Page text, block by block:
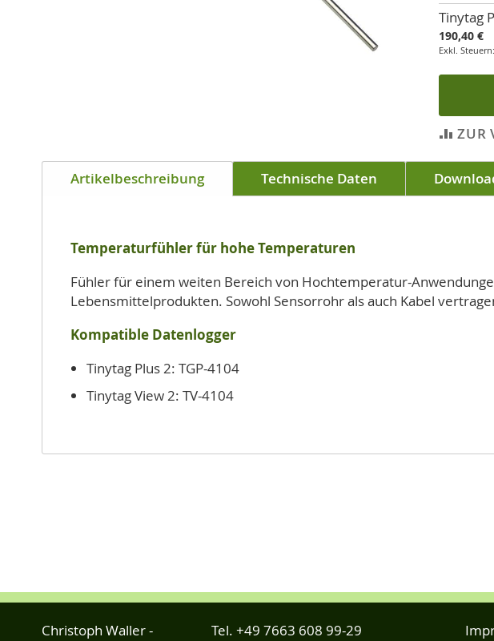
Anfang
Produkt
Tinytag
190,40 €
ZUR
Artikelbeschreibung Technische Daten
Temperaturfühler für hohe Temperaturen
Fühler für einem weiten Bereich von Hochtemperatur-
Lebensmittelprodukten. Sowohl Sensorrohr als auch Kabel
Kompatible Datenlogger
Tinytag Plus 2: TGP-4104
Tinytag View 2: TV-4104
Christoph Waller - Tel. +49 7663 608 99-29